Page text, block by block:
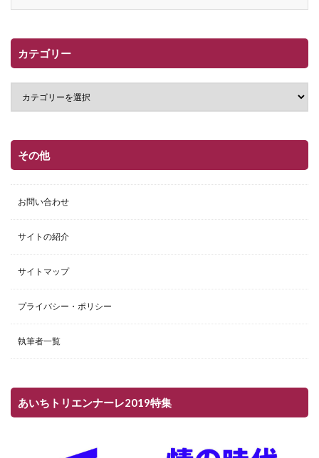
カテゴリー
その他
お問い合わせ
サイトの紹介
サイトマップ
プライバシー・ポリシー
執筆者一覧
あいちトリエンナーレ2019特集